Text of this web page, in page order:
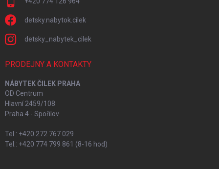
detsky.nabytok.cilek
detsky_nabytek_cilek
PRODEJNY A KONTAKTY
NÁBYTEK ČILEK PRAHA
OD Centrum
Hlavní 2459/108
Praha 4 - Spořilov
Tel.: +420 272 767 029
Tel.: +420 774 799 861 (8-16 hod)